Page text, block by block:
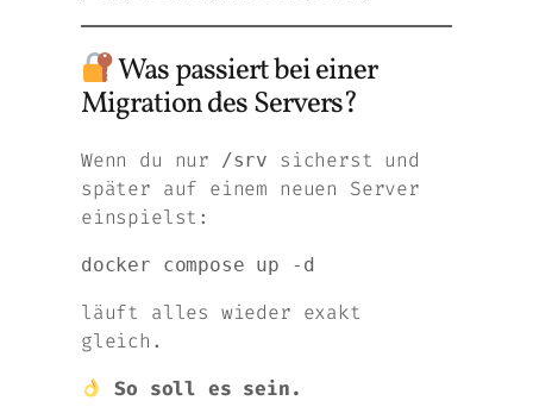
Was passiert bei einer
Migration des Servers?
Wenn du nur /srv
sicherst und
später auf einem neuen Server
einspielst:
läuft alles wieder exakt
gleich.
So soll es sein.